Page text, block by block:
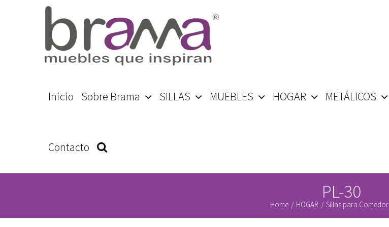
Search
for:
Inicio Sobre Brama SILLAS MUEBLES HOGAR METÁLICOS
Contacto
PL-30
Home / HOGAR / Sillas para Comedor